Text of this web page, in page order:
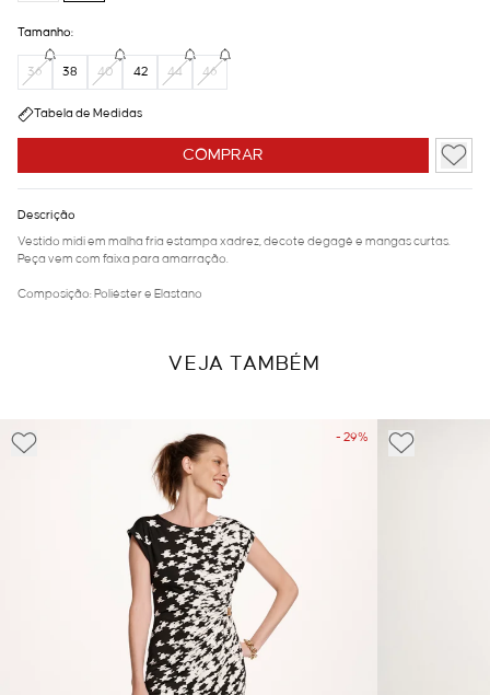
COMPRAR
Tamanho:
36 38 40 42 44 46
Tabela de Medidas
Descrição
Vestido midi em malha fria estampa xadrez, decote degagê e mangas curtas.
Peça vem com faixa para amarração.
Composição: Poliéster e Elastano
VEJA TAMBÉM
- 29%